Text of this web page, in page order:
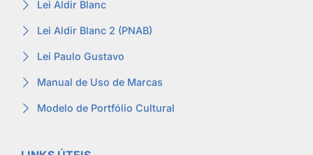
Lei Aldir Blanc
Lei Aldir Blanc 2 (PNAB)
Lei Paulo Gustavo
Manual de Uso de Marcas
Modelo de Portfólio Cultural